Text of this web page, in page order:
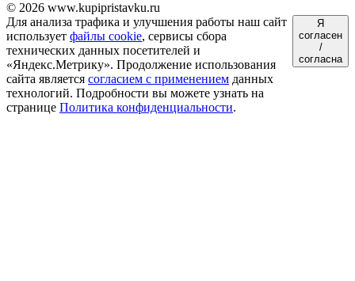
© 2026 www.kupipristavku.ru
Для анализа трафика и улучшения работы наш сайт
использует файлы cookie, сервисы сбора
технических данных посетителей и
«Яндекс.Метрику». Продолжение использования
сайта является согласием с применением данных
технологий. Подробности вы можете узнать на
странице Политика конфиденциальности.
Я
согласен
/
согласна